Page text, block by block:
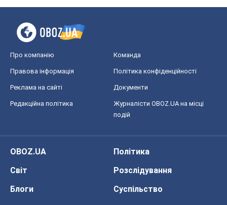
Про компанію Команда
Правова інформація Політика конфіденційності
Реклама на сайті Документи
Редакційна політика
Журналісти OBOZ.UA на місці
подій
OBOZ.UA
Політика
Світ
Розслідування
Блоги
Суспільство